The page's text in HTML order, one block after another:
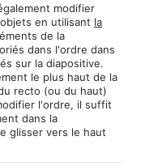
modifier
en utilisant la
de la
dans l'ordre dans
sur la diapositive.
le plus haut de la
recto (ou du haut)
l'ordre, il suffit
dans la
glisser vers le haut